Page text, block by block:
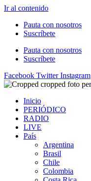
Ir al contenido
Pauta con nosotros
Suscríbete
Pauta con nosotros
Suscríbete
Facebook Twitter Instagram
Inicio
PERIÓDICO
RADIO
LIVE
País
Argentina
Brasil
Chile
Colombia